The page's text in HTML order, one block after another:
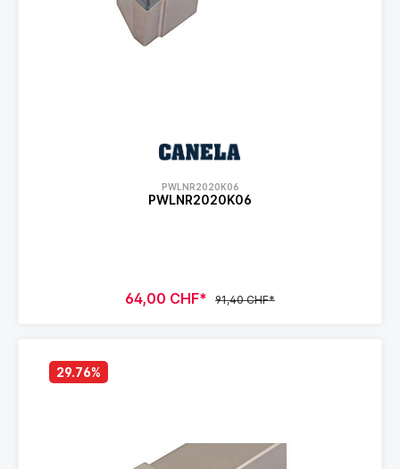
PWLNR2020K06
PWLNR2020K06
64,00 CHF* 91,40 CHF*
29.76%